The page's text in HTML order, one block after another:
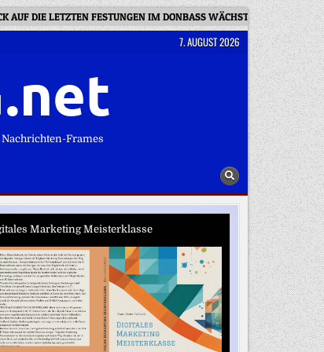
AUF DIE LETZTEN FESTUNGEN IM DONBASS WÄCHST
7. AUGUST 2026
Frames
Marketing Meisterklasse